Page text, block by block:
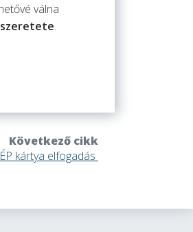
válna
.
Következő cikk
kártya elfogadás